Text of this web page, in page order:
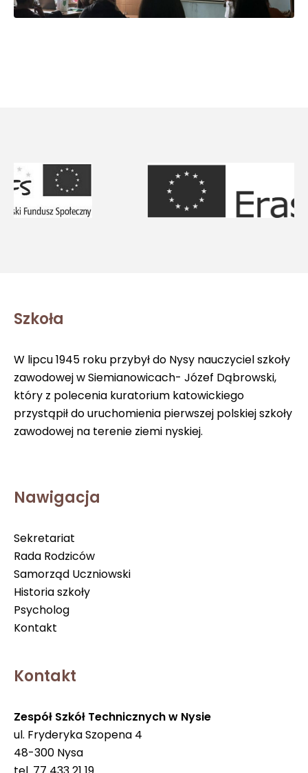
Szkoła
W lipcu 1945 roku przybył do Nysy nauczyciel szkoły
zawodowej w Siemianowicach- Józef Dąbrowski,
który z polecenia kuratorium katowickiego
przystąpił do uruchomienia pierwszej polskiej szkoły
zawodowej na terenie ziemi nyskiej.
Nawigacja
Sekretariat
Rada Rodziców
Samorząd Uczniowski
Historia szkoły
Psycholog
Kontakt
Kontakt
Zespół Szkół Technicznych w Nysie
ul. Fryderyka Szopena 4
48-300 Nysa